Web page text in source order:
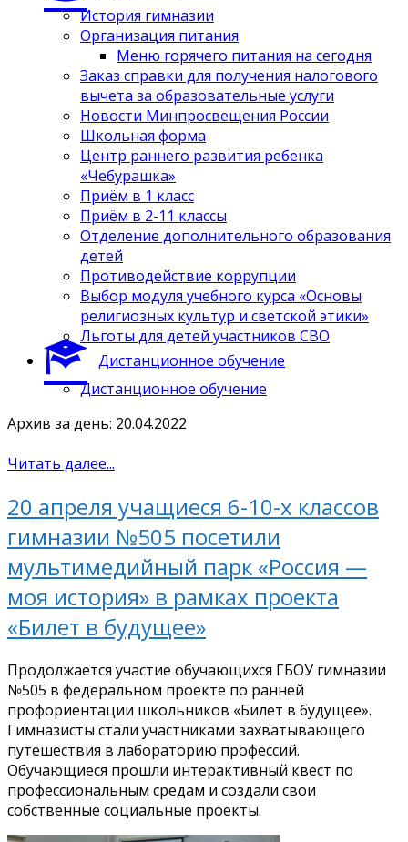
История гимназии
Организация питания
Меню горячего питания на сегодня
Заказ справки для получения налогового
вычета за образовательные услуги
Новости Минпросвещения России
Школьная форма
Центр раннего развития ребенка
«Чебурашка»
Приём в 1 класс
Приём в 2-11 классы
Отделение дополнительного образования
детей
Противодействие коррупции
Выбор модуля учебного курса «Основы
религиозных культур и светской этики»
Льготы для детей участников СВО
Дистанционное обучение
Дистанционное обучение
Архив за день: 20.04.2022
Читать далее...
20 апреля учащиеся 6-10-х классов
гимназии №505 посетили
мультимедийный парк «Россия —
моя история» в рамках проекта
«Билет в будущее»
Продолжается участие обучающихся ГБОУ гимназии
№505 в федеральном проекте по ранней
профориентации школьников «Билет в будущее».
Гимназисты стали участниками захватывающего
путешествия в лабораторию профессий.
Обучающиеся прошли интерактивный квест по
профессиональным средам и создали свои
собственные социальные проекты.